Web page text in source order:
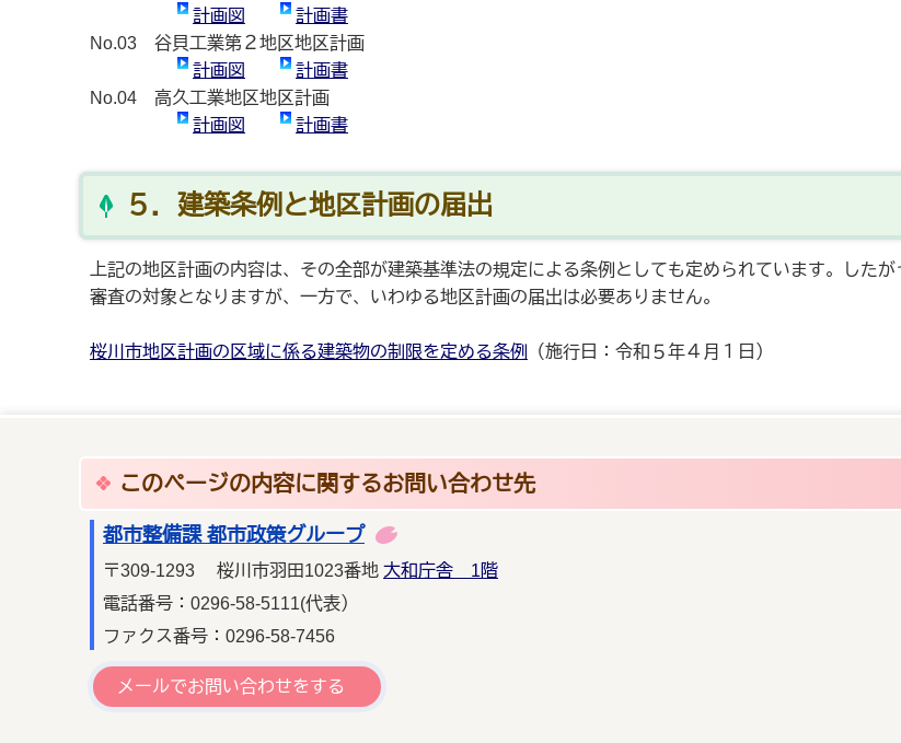
計画図
計画書
No.03 谷貝工業第２地区地区計画
計画図
計画書
No.04 高久工業地区地区計画
計画図
計画書
５．建築条例と地区計画の届出
上記の地区計画の内容は、その全部が建築基準法の規定による条例としても定められています。した
審査の対象となりますが、一方で、いわゆる地区計画の届出は必要ありません。
桜川市地区計画の区域に係る建築物の制限を定める条例 （施行日：令和５年４月１日）
このページの内容に関するお問い合わせ先
都市整備課 都市政策グループ
〒309-1293 桜川市羽田1023番地 大和庁舎 1階
電話番号：0296-58-5111(代表）
ファクス番号：0296-58-7456
メールでお問い合わせをする